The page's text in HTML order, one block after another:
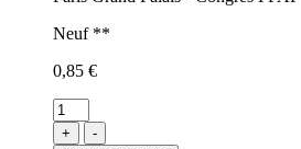
Neuf **
0,85 €
+
-